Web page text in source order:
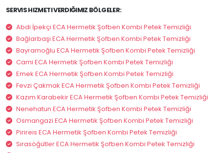
SERVIS HIZMETI VERDIĞIMIZ BÖLGELER:
Abdi İpekçi ECA Hermetik Şofben Kombi Petek Temizliği
Bağlarbaşı ECA Hermetik Şofben Kombi Petek Temizliği
Bayramoğlu ECA Hermetik Şofben Kombi Petek Temizliği
Cami ECA Hermetik Şofben Kombi Petek Temizliği
Emek ECA Hermetik Şofben Kombi Petek Temizliği
Fevzi Çakmak ECA Hermetik Şofben Kombi Petek Temizliği
Kazım Karabekir ECA Hermetik Şofben Kombi Petek Temizliği
Nenehatun ECA Hermetik Şofben Kombi Petek Temizliği
Osmangazi ECA Hermetik Şofben Kombi Petek Temizliği
Pirireis ECA Hermetik Şofben Kombi Petek Temizliği
Sırasöğütler ECA Hermetik Şofben Kombi Petek Temizliği